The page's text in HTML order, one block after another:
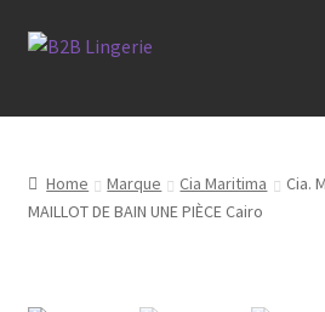
Aller
Aller
B2B Lingerie Site Officiel
Wholesale Registration Page
Home Marque Cia Maritima
Cia.
MAILLOT DE BAIN UNE PIÈCE Cairo